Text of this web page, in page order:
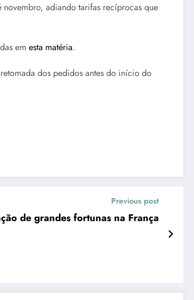
adiando tarifas recíprocas que
em esta matéria.
dos pedidos antes do início do
Previous post
de grandes fortunas na França